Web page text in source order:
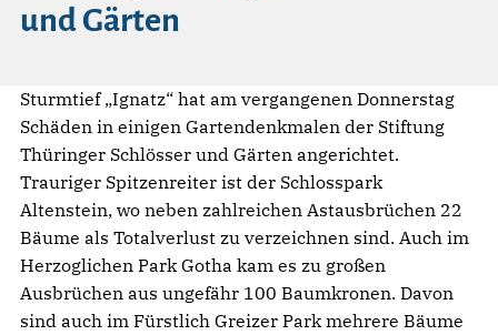
und Gärten
Sturmtief „Ignatz“ hat am vergangenen Donnerstag
Schäden in einigen Gartendenkmalen der Stiftung
Thüringer Schlösser und Gärten angerichtet.
Trauriger Spitzenreiter ist der Schlosspark
Altenstein, wo neben zahlreichen Astausbrüchen 22
Bäume als Totalverlust zu verzeichnen sind. Auch im
Herzoglichen Park Gotha kam es zu großen
Ausbrüchen aus ungefähr 100 Baumkronen. Davon
sind auch im Fürstlich Greizer Park mehrere Bäume